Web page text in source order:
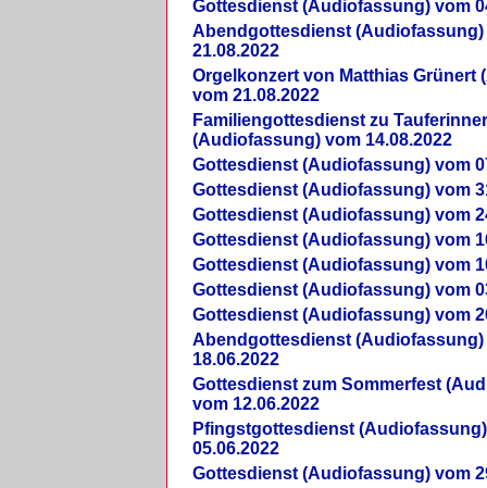
Gottesdienst (Audiofassung) vom
Abendgottesdienst (Audiofassung)
21.08.2022
Orgelkonzert von Matthias Grünert
vom 21.08.2022
Familiengottesdienst zu
(Audiofassung) vom 14.08.2022
Gottesdienst (Audiofassung) vom
Gottesdienst (Audiofassung) vom
Gottesdienst (Audiofassung) vom
Gottesdienst (Audiofassung) vom
Gottesdienst (Audiofassung) vom
Gottesdienst (Audiofassung) vom
Gottesdienst (Audiofassung) vom
Abendgottesdienst (Audiofassung)
18.06.2022
Gottesdienst zum Sommerfest
vom 12.06.2022
Pfingstgottesdienst
05.06.2022
Gottesdienst (Audiofassung) vom